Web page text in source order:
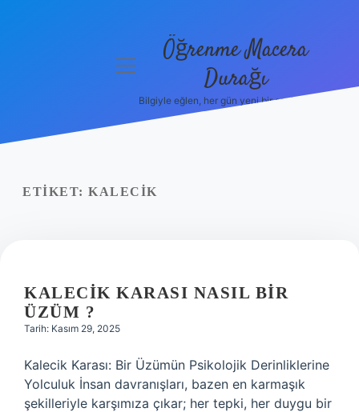
menüyü Öğrenme Macera
Durağı
Bilgiyle eğlen, her gün yeni bir şeyler öğren!
ETIKET: KALECIK
KALECIK KARASI NASIL BIR
ÜZÜM ?
Tarih: Kasım 29, 2025
Kalecik Karası: Bir Üzümün Psikolojik Derinliklerine
Yolculuk İnsan davranışları, bazen en karmaşık
şekilleriyle karşımıza çıkar; her tepki, her duygu bir